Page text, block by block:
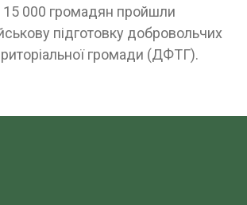
15 000 громадян пройшли
підготовку добровольчих
громади (ДФТГ).